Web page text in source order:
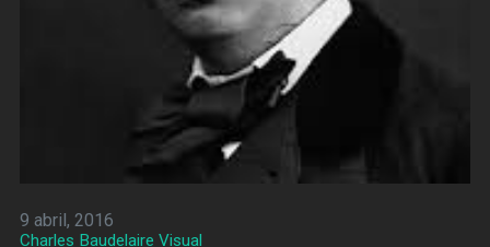
9 abril, 2016
Charles Baudelaire Visual